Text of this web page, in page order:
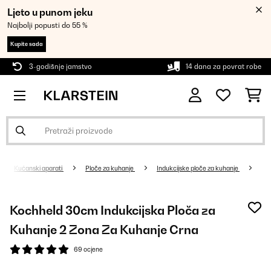
Ljeto u punom jeku
Najbolji popusti do 55 %
Kupite sada
3-godišnje jamstvo 14 dana za povrat robe
Kućanski aparati Ploče za kuhanje Indukcijske ploče za kuhanje
Kochheld 30cm Indukcijska Ploča za
Kuhanje 2 Zona Za Kuhanje Crna
69 ocjene